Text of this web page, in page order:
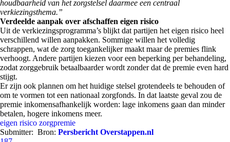
houdbaarheid van het zorgstelsel daarmee een centraal
verkiezingsthema.”
Verdeelde aanpak over afschaffen eigen risico
Uit de verkiezingsprogramma’s blijkt dat partijen het eigen risico heel
verschillend willen aanpakken. Sommige willen het volledig
schrappen, wat de zorg toegankelijker maakt maar de premies flink
verhoogt. Andere partijen kiezen voor een beperking per behandeling,
zodat zorggebruik betaalbaarder wordt zonder dat de premie even hard
stijgt.
Er zijn ook plannen om het huidige stelsel grotendeels te behouden of
om te vormen tot een nationaal zorgfonds. In dat laatste geval zou de
premie inkomensafhankelijk worden: lage inkomens gaan dan minder
betalen, hogere inkomens meer.
eigen risico zorgpremie
Submitter: Bron: Persbericht Overstappen.nl